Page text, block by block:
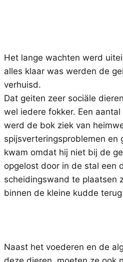
Het lange wachten werd
alles klaar was werden de
verhuisd.
Dat geiten zeer sociäle
wel iedere fokker. Een
werd de bok ziek van
spijsverteringsproblemen en
kwam omdat hij niet bij de
opgelost door in de stal een
scheidingswand te plaatsen
binnen de kleine kudde
Naast het voederen en de